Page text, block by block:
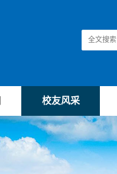
校友风采